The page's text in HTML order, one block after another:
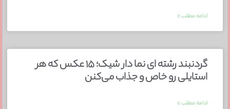
ادامه مطلب »
گردنبند رشته ای نما دار شیک؛ ۱۵ عکس که هر
استایلی رو خاص و جذاب می‌کنن
ادامه مطلب »